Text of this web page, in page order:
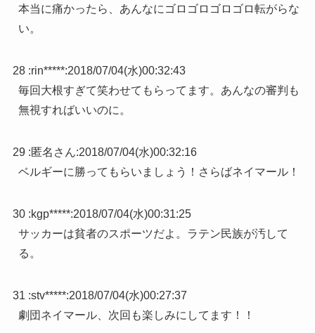
本当に痛かったら、あんなにゴロゴロゴロゴロ転がらな
い。
28 :rin*****:2018/07/04(水)00:32:43
毎回大根すぎて笑わせてもらってます。あんなの審判も
無視すればいいのに。
29 :匿名さん:2018/07/04(水)00:32:16
ベルギーに勝ってもらいましょう！さらばネイマール！
30 :kgp*****:2018/07/04(水)00:31:25
サッカーは貧者のスポーツだよ。ラテン民族が汚して
る。
31 :stv*****:2018/07/04(水)00:27:37
劇団ネイマール、次回も楽しみにしてます！！